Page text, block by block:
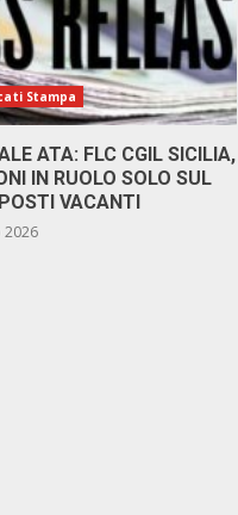
Stampa
ATA: FLC CGIL SICILIA,
IN RUOLO SOLO SUL
VACANTI
2026